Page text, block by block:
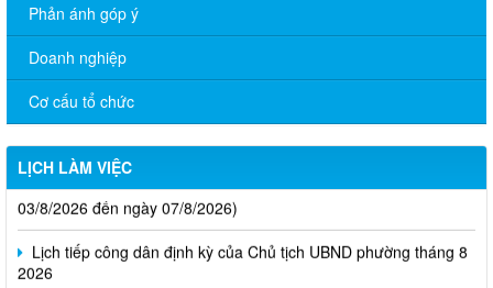
Phản ánh góp ý
Doanh nghiệp
Cơ cấu tổ chức
LỊCH LÀM VIỆC
Thông báo Lịch làm việc của UBND phường Xuân Lộc (Từ ngày
03/8/2026 đến ngày 07/8/2026)
Lịch tiếp công dân định kỳ của Chủ tịch UBND phường tháng 8
2026